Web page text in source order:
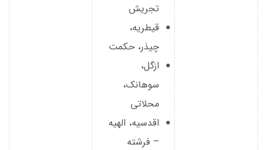
تجریش
قیطریه،
چیذر، حکمت
ازگل،
سوهانک،
محلاتی
اقدسیه، الهیه
– فرشته